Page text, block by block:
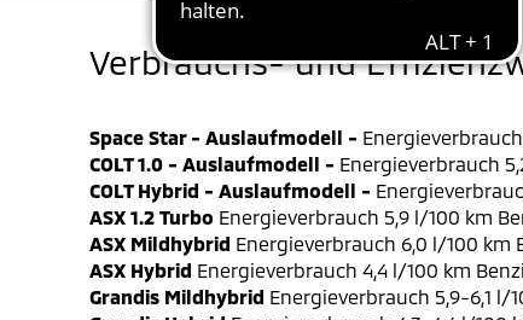
Verbrauchs- und
Space Star - Auslaufmodell -
COLT 1.0 - Auslaufmodell - Energieverbrauch
COLT Hybrid - Auslaufmodell -
ASX 1.2 Turbo Energieverbrauch 5,9 l/100 km
ASX Mildhybrid Energieverbrauch 6,0 l/100 km
ASX Hybrid Energieverbrauch 4,4 l/100 km
Grandis Mildhybrid Energieverbrauch 5,9-6,1 l/